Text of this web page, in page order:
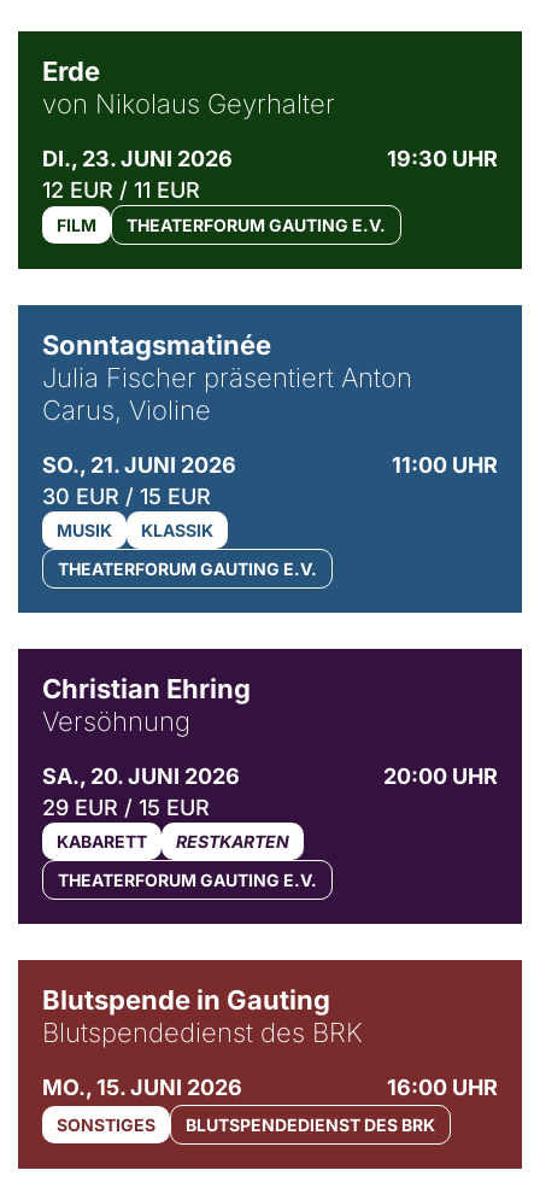
Erde
von Nikolaus Geyrhalter
DI., 23. JUNI 2026
19:30 UHR
12 EUR / 11 EUR
FILM THEATERFORUM GAUTING E.V.
Sonntagsmatinée
Julia Fischer präsentiert Anton
Carus, Violine
SO., 21. JUNI 2026
11:00 UHR
30 EUR / 15 EUR
MUSIK
KLASSIK
THEATERFORUM GAUTING E.V.
Christian Ehring
Versöhnung
SA., 20. JUNI 2026
20:00 UHR
29 EUR / 15 EUR
KABARETT
RESTKARTEN
THEATERFORUM GAUTING E.V.
Blutspende in Gauting
Blutspendedienst des BRK
MO., 15. JUNI 2026 16:00 UHR
SONSTIGES BLUTSPENDEDIENST DES BRK